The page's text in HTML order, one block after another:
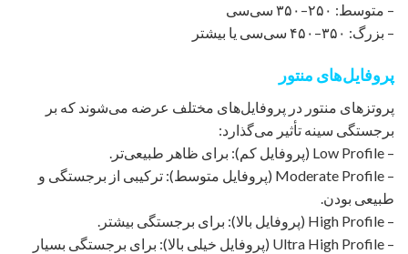
– متوسط: ۲۵۰–۳۵۰ سی‌سی
– بزرگ: ۳۵۰–۴۵۰ سی‌سی یا بیشتر
پروفایل‌های منتور
پروتزهای منتور در پروفایل‌های مختلف عرضه می‌شوند که بر
برجستگی سینه تأثیر می‌گذارد:
– Low Profile (پروفایل کم): برای ظاهر طبیعی‌تر.
– Moderate Profile (پروفایل متوسط): ترکیبی از برجستگی و
طبیعی بودن.
– High Profile (پروفایل بالا): برای برجستگی بیشتر.
– Ultra High Profile (پروفایل خیلی بالا): برای برجستگی بسیار